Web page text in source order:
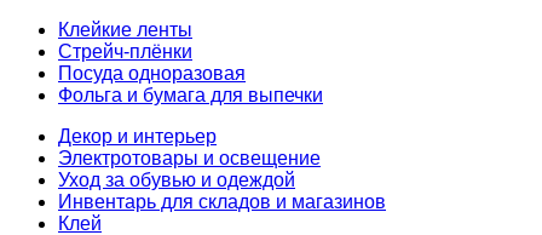
Клейкие ленты
Стрейч-плёнки
Посуда одноразовая
Фольга и бумага для выпечки
Декор и интерьер
Электротовары и освещение
Уход за обувью и одеждой
Инвентарь для складов и магазинов
Клей